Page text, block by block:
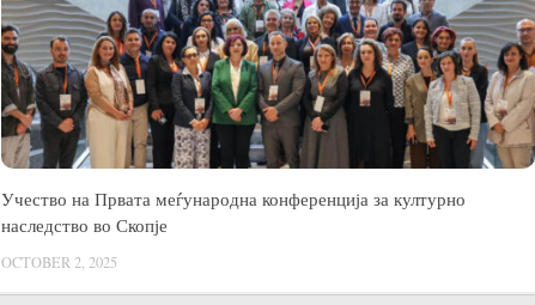
Учество на Првата меѓународна конференција за културно
наследство во Скопје
OCTOBER 2, 2025